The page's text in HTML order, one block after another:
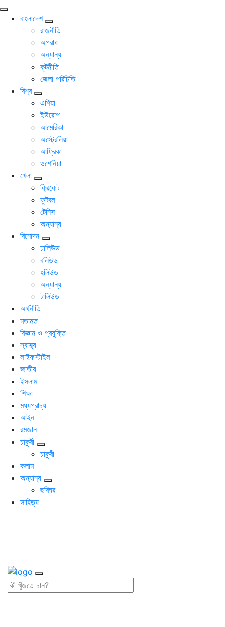
বাংলাদেশ
রাজনীতি
অপরাধ
অন্যান্য
কূটনীতি
জেলা পরিচিতি
বিশ্ব
এশিয়া
ইউরোপ
আমেরিকা
অস্ট্রেলিয়া
আফ্রিকা
ওশেনিয়া
খেলা
ক্রিকেট
ফুটবল
টেনিস
অন্যান্য
বিনোদন
ঢালিউড
বলিউড
হলিউড
অন্যান্য
টালিউড
অর্থনীতি
মতামত
বিজ্ঞান ও প্রযুক্তি
স্বাস্থ্য
লাইফস্টাইল
জাতীয়
ইসলাম
শিক্ষা
মধ্যপ্রাচ্য
আইন
রমজান
চাকুরী
চাকুরী
কলাম
অন্যান্য
ছবিঘর
সাহিত্য